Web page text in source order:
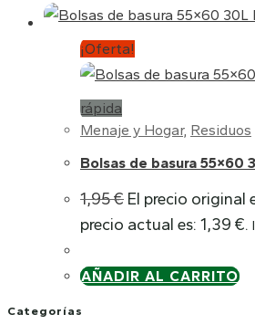
¡Oferta!
rápida
Menaje y Hogar, Residuos
Bolsas de basura 55×60
1,95€ El precio original
precio actual es: 1,39 €.
AÑADIR AL CARRITO
Categorías